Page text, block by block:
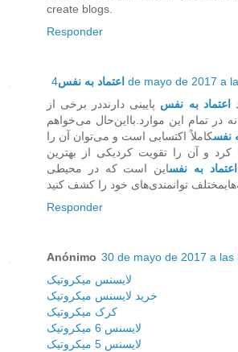
create blogs.
Responder
اعتماد به نفس 4 de mayo de 2017 a
اعتماد به نفس پایینی دارنددر برخی از
در تمام این موارد.بااین‌حال می‌خواهم
نفسکاملاً اکتسابی است و می‌توان آن را
کرد و آن را تقویت کردیکی از بهترین
اعتماد به نفساین است که در محیطی
Responder
Anónimo 30 de mayo de 2017 a las
لایسنس میکروتیک
خرید لایسنس میکروتیک
کرک میکروتیک
لایسنس 6 میکروتیک
لایسنس 5 میکروتیک